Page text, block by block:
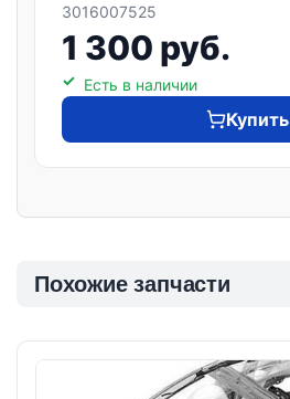
3016007525
1 300 руб.
Есть в наличии
Купить
Похожие запчасти